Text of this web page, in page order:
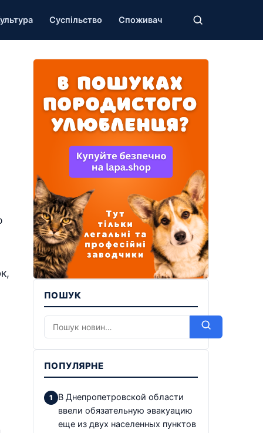
Суспільство Споживач
ПОШУК
ПОПУЛЯРНЕ
В Днепропетровской области
ввели обязательную эвакуацию
еще из двух населенных пунктов